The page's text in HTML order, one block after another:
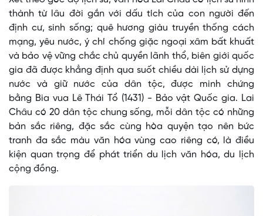
thành từ lâu đời gắn với dấu tích của con người đến
định cư, sinh sống; quê hương giàu truyền thống cách
mạng, yêu nước, ý chí chống giặc ngoại xâm bất khuất
và bảo vệ vững chắc chủ quyền lãnh thổ, biên giới quốc
gia đã được khẳng định qua suốt chiều dài lịch sử dựng
nước và giữ nước của dân tộc, được minh chứng
bằng Bia vua Lê Thái Tổ (1431) - Bảo vật Quốc gia. Lai
Châu có 20 dân tộc chung sống, mỗi dân tộc có những
bản sắc riêng, đặc sắc cùng hòa quyện tạo nên bức
tranh đa sắc màu văn hóa vùng cao riêng có, là điều
kiện quan trọng để phát triển du lịch văn hóa, du lịch
cộng đồng.